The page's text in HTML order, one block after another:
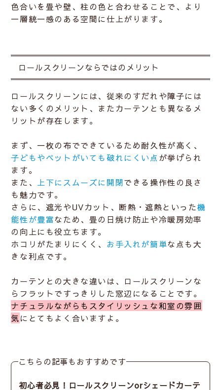
色合いを畳や壁、柱の色と合わせることで、より
一層統一感のある空間に仕上がります。
ロールスクリーンならではのメリット
ロールスクリーンには、従来のすだれや障子には
ない多くのメリット、またカーテンとも異なるメ
リットが存在します。
まず、一枚の布でできているため耐久性が高く、
子どもやペットがいても破れにくい点 が挙げられ
ます。
また、 上下にスムーズに開閉できる操作性の良さ
も魅力です。
さらに、遮光やUVカット、断熱・遮熱といった機
能性が豊富なため、 畳の日焼け防止や冷暖房効率
の向上にも役立ちます。
ホコリがたまりにくく、 お手入れが簡単な点も大
きな利点です。
カーテンとの大きな違いは、ロールスクリーンな
らフラットですっきりした窓辺になることです。
ナチュラルながらもスタイリッシュな和室の雰囲
気にとてもよく合いますよ。
こちらの記事もおすすめです
初心者必見！ロールスクリーンorシェードカーテ